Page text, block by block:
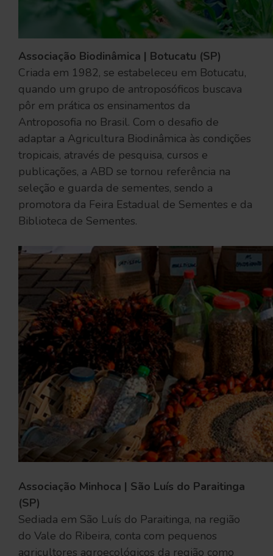
Associação Biodinâmica | Botucatu (SP)
Criada em 1982, se estabeleceu em Botucatu,
quando um grupo de antroposóficos buscava
pôr em prática os ensinamentos da
Antroposofia no Brasil. Com o desafio de
adaptar a Agricultura Biodinâmica às condições
tropicais, através de pesquisa, cursos e
publicações, a ABD se tornou referência na
seleção e guarda de sementes, sendo a
promotora da Feira Estadual de Sementes e da
Biblioteca de Sementes.
Associação Minhoca | São Luís do Paraitinga
(SP)
Sediada em São Luís do Paraitinga, na região
do Vale do Ribeira, conta com pequenos
agricultores agroecológicos da região como